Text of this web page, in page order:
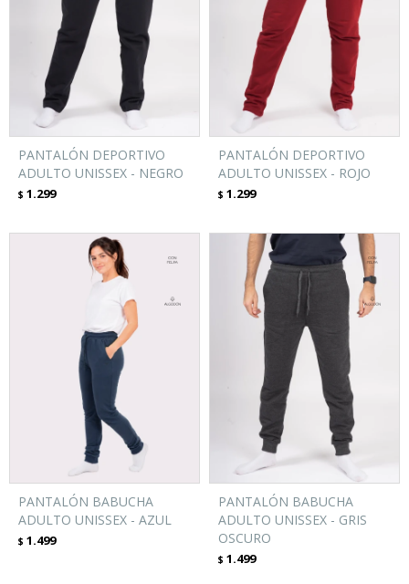
PANTALÓN DEPORTIVO
ADULTO UNISSEX - NEGRO
$ 1.299
PANTALÓN DEPORTIVO
ADULTO UNISSEX - ROJO
$ 1.299
PANTALÓN BABUCHA
ADULTO UNISSEX - AZUL
$ 1.499
PANTALÓN BABUCHA
ADULTO UNISSEX - GRIS
OSCURO
$ 1.499